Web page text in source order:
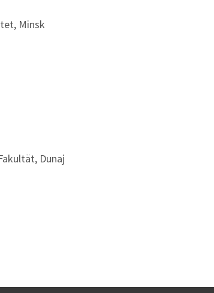
Minsk
Dunaj